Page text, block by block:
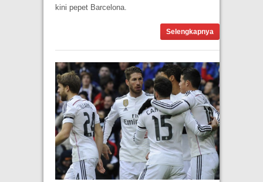
kini pepet Barcelona.
Selengkapnya